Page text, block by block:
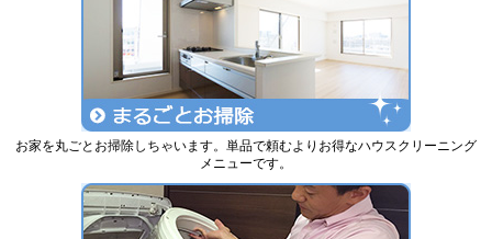
お家を丸ごとお掃除しちゃいます。単品で頼むよりお得なハウスクリーニング
メニューです。